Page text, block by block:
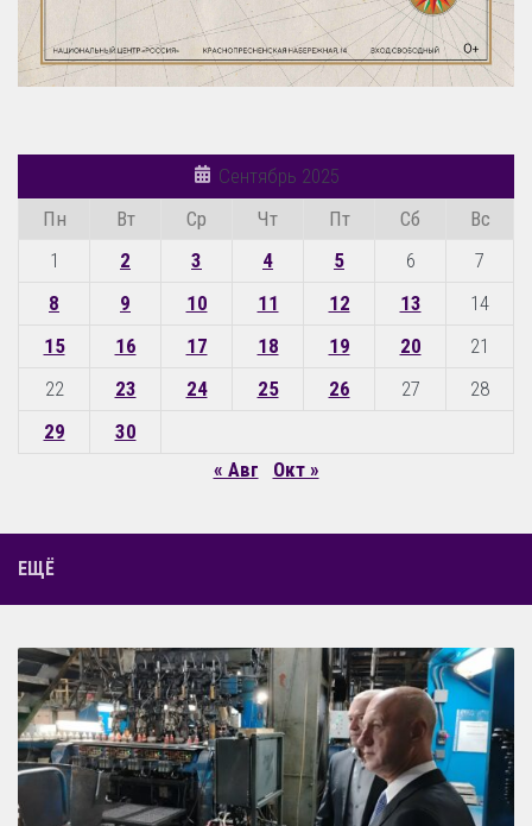
Сентябрь 2025
Пн
Вт Ср Чт Пт Сб
Вс
1
2 3 4 5 6
7
8
9 10 11 12 13
14
15
16 17 18 19 20
21
22
23 24 25 26 27
28
29
30
« Авг
Окт »
ЕЩЁ